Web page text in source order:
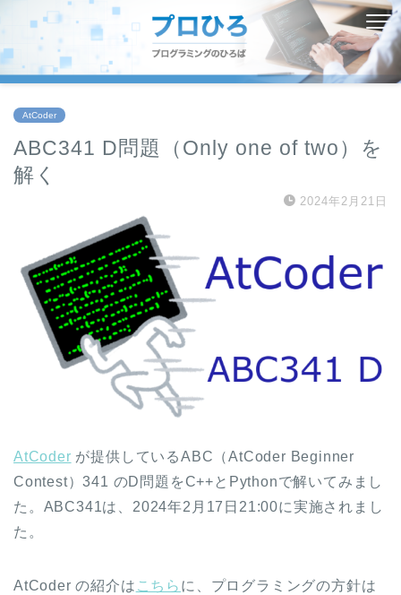
AtCoder
ABC341 D問題（Only one of two）を
解く
2024年2月21日
AtCoder が提供しているABC（AtCoder Beginner
Contest）341 のD問題をC++とPythonで解いてみまし
た。ABC341は、2024年2月17日21:00に実施されまし
た。
AtCoder の紹介は こちら に、プログラミングの方針は